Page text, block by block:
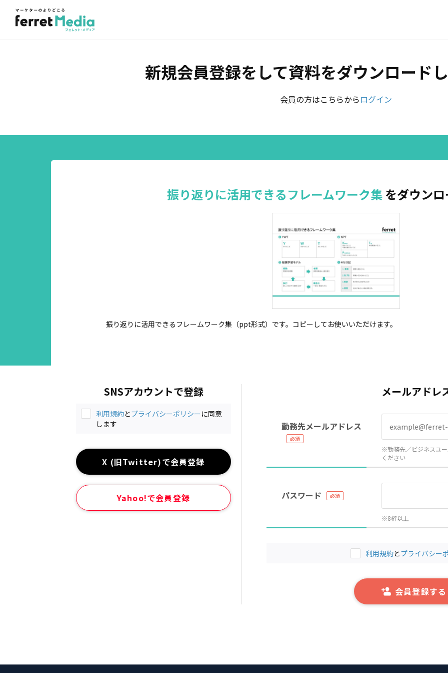
新規会員登録をして資料をダウンロード
会員の方はこちらからログイン
振り返りに活用できるフレームワーク集 をダウン
振り返りに活用できるフレームワーク集（ppt形式）です。コピーしてお使いいただけます。
SNSアカウントで登録
利用規約とプライバシーポリシーに同意
します
X (旧Twitter)で会員登録
Yahoo!で会員登録
メールアドレ
勤務先メールアドレス
※勤務先／ビジネスユ
ください
パスワード
※8桁以上
利用規約とプライバシー
会員登録す